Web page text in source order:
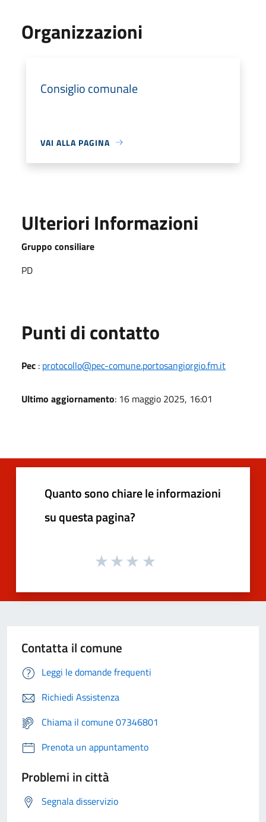
Organizzazioni
Consiglio comunale
VAI ALLA PAGINA
Ulteriori Informazioni
Gruppo consiliare
PD
Punti di contatto
Pec : protocollo@pec-comune.portosangiorgio.fm.it
Ultimo aggiornamento: 16 maggio 2025, 16:01
Quanto sono chiare le informazioni
su questa pagina?
Contatta il comune
Leggi le domande frequenti
Richiedi Assistenza
Chiama il comune 07346801
Prenota un appuntamento
Problemi in città
Segnala disservizio